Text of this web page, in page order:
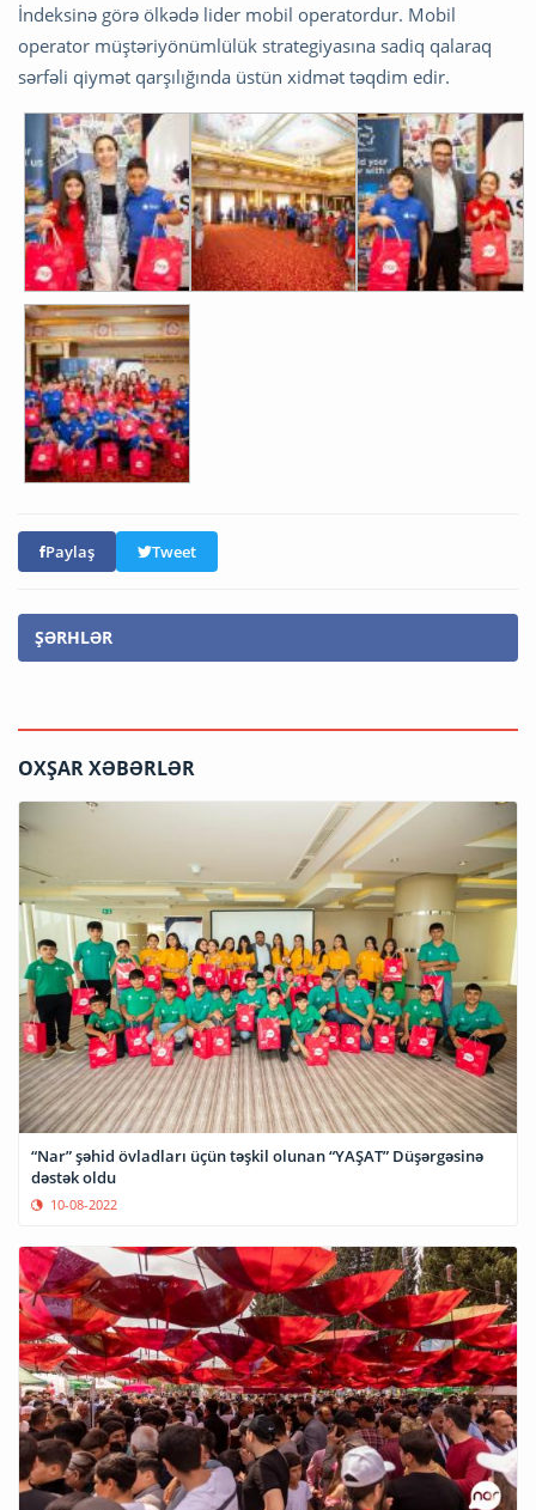
İndeksinə görə ölkədə lider mobil operatordur. Mobil
operator müştəriyönümlülük strategiyasına sadiq qalaraq
sərfəli qiymət qarşılığında üstün xidmət təqdim edir.
Paylaş Tweet
ŞƏRHLƏR
OXŞAR XƏBƏRLƏR
“Nar” şəhid övladları üçün təşkil olunan “YAŞAT” Düşərgəsinə
dəstək oldu
10-08-2022